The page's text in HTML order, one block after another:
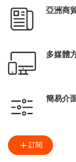
亞洲商
多媒體
簡易介
訂閱